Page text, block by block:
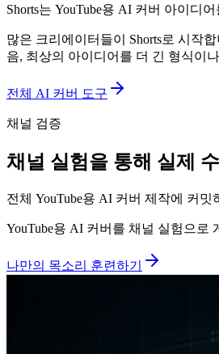
Shorts는 YouTube용 AI 커버 아이디
많은 크리에이터들이 Shorts로 시작
음, 최상의 아이디어를 더 긴 형식이
전체 AI 커버 도구
채널 검증
채널 실험을 통해 실제
전체 YouTube용 AI 커버 제작에 커밋
YouTube용 AI 커버를 채널 실험으로
나만의 목소리 훈련하기